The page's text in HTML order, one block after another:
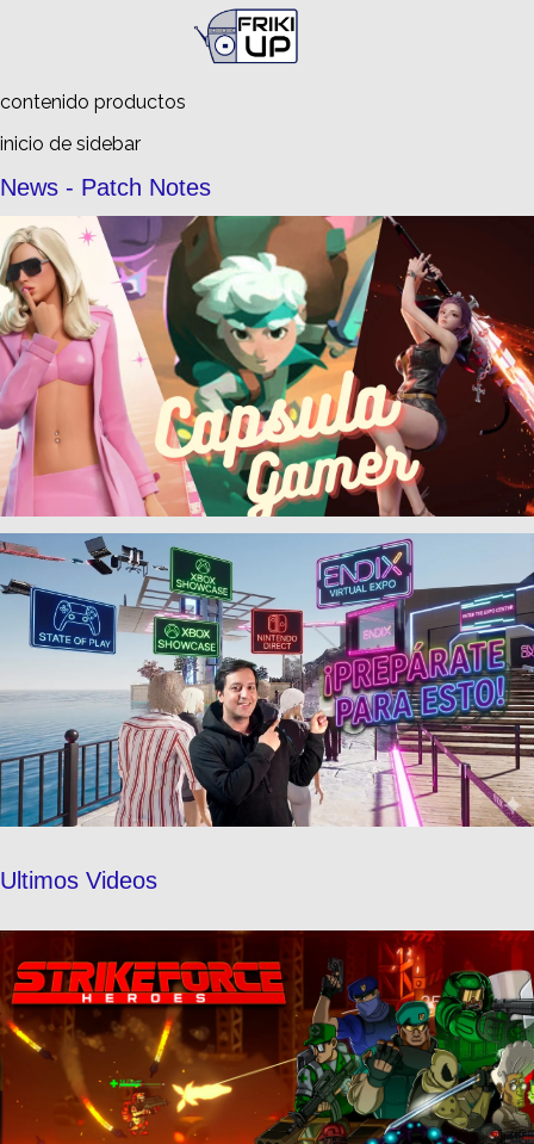
Busca en
FrikiUp
contenido productos
inicio de sidebar
News - Patch Notes
Ultimos Videos